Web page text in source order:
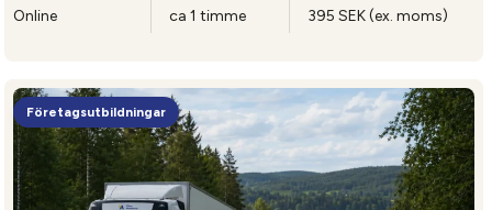
Online
ca 1 timme
395 SEK (ex. moms)
Företagsutbildningar